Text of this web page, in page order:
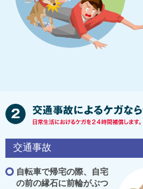
交通事故
自転車で帰宅の際、自宅
の前の縁石に前輪がぶつ